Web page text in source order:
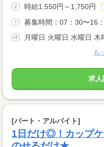
時給1,550円～1,750円
募集時間：07：30〜16
月曜日 火曜日 水曜日
も
求人
[パート・アルバイト]
1日だけ◎！カップ